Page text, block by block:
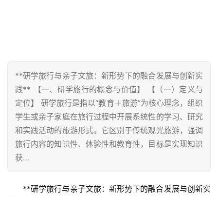
**研学旅行与亲子文旅：新形势下的融合发展与创新实
践** 【一、研学旅行的概念与价值】 【（一）定义与
定位】 研学旅行是指以“教育＋旅游”为核心理念，组织
学生或亲子家庭在旅行过程中开展系统性的学习、研究
和实践活动的旅游形式。它区别于传统观光旅游，强调
旅行内容的知识性、体验性和教育性，目标是实现知识
获…
**研学旅行与亲子文旅：新形势下的融合发展与创新实